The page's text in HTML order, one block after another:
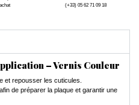
(+33) 05 62 71 09 18
– Vernis Couleur
et repousser les cuticules.
de préparer la plaque et garantir une